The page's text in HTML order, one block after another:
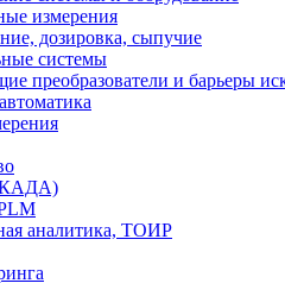
измерения
дозировка, сыпучие
системы
преобразователи и барьеры
аналитика, ТОИР